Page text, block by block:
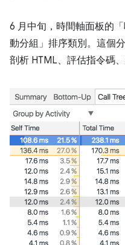
6 月中旬，時間軸面板的「
動分組」排序類別。這個
剖析 HTML、評估指令碼、